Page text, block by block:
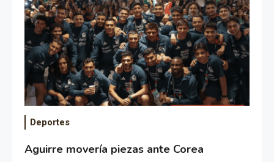
Deportes
Aguirre movería piezas ante Corea